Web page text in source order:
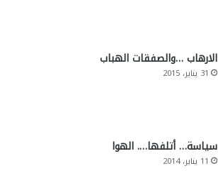
الارهاب …والصفقات الهباب
31 يناير، 2015
سياسة… أتلفها…. الهوا
11 يناير، 2014